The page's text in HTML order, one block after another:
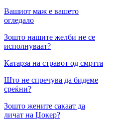
Вашиот маж е вашето
огледало
Зошто нашите желби не се
исполнуваат?
Катарза на стравот од смртта
Што не спречува да бидеме
среќни?
Зошто жените сакаат да
личат на Џокер?